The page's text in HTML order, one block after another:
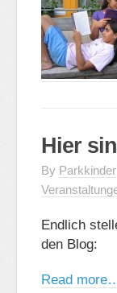
Hier
By Parkkinder
Endlich
den Blog:
Read